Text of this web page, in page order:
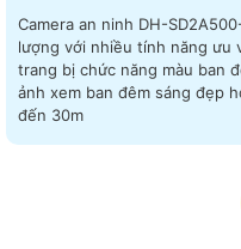
Camera an ninh DH-
lượng với nhiều tính năng ưu việt. Đặc biệt, camera
trang bị chức năng màu ban
ảnh xem ban đêm sáng đẹp
đến 30m